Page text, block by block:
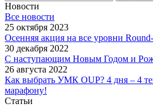
Новости
Все новости
25 октября 2023
Осенняя акция на все уровни
30 декабря 2022
С наступающим Новым Годом и
26 августа 2022
Как выбрать УМК OUP? 4 дня – 4
марафону!
Статьи